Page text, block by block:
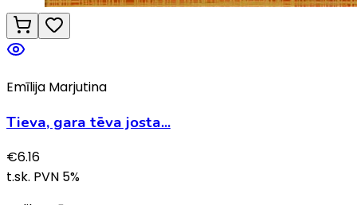
Emīlija Marjutina
Tieva, gara tēva josta...
€6.16
t.sk. PVN 5%